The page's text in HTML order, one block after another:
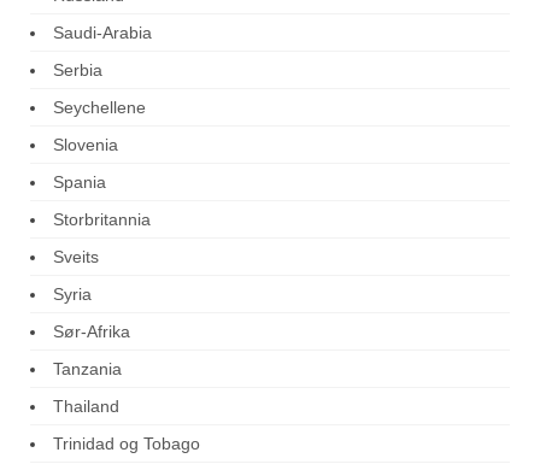
Saudi-Arabia
Serbia
Seychellene
Slovenia
Spania
Storbritannia
Sveits
Syria
Sør-Afrika
Tanzania
Thailand
Trinidad og Tobago